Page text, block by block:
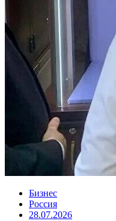
Бизнес
Россия
28.07.2026